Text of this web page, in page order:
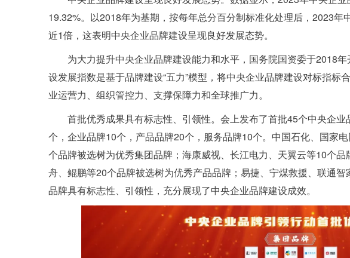
19.32%。以2018年为基期，按每年总分百分制标准化处理后，2023年
近1倍，这表明中央企业品牌建设呈现良好发展态势。
为大力提升中央企业品牌建设能力和水平，国务院国资委于2018
设发展指数是基于品牌建设“五力”模型，将中央企业品牌建设对标指标
业运营力、组织管控力、支撑保障力和全球推广力。
首批优秀成果具有标志性、引领性。会上发布了首批45个中央企
个，企业品牌10个，产品品牌20个，服务品牌10个。中国石化、国家
个品牌被选树为优秀集团品牌；海康威视、长江电力、天翼云等10个
舟、鲲鹏等20个品牌被选树为优秀产品品牌；易捷、宁煤救援、联通
品牌具有标志性、引领性，充分展现了中央企业品牌建设成效。